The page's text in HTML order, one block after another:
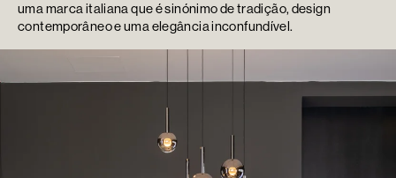
uma marca italiana que é sinónimo de tradição, design
contemporâneo e uma elegância inconfundível.